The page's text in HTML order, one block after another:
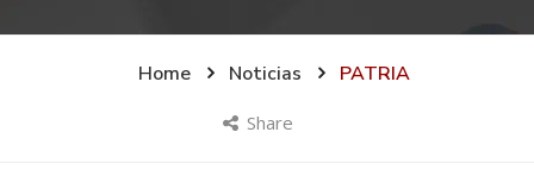
Home Noticias PATRIA
Share